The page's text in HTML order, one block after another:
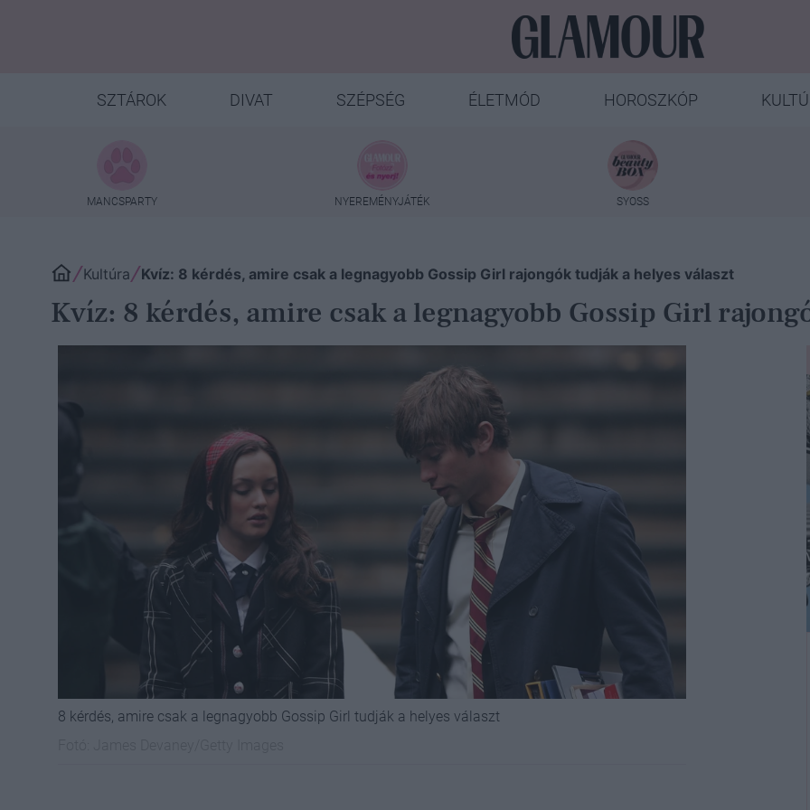
SZTÁROK DIVAT SZÉPSÉG ÉLETMÓD HOROSZKÓP
MANCSPARTY NYEREMÉNYJÁTÉK SYOSS
Kultúra Kvíz: 8 kérdés, amire csak a legnagyobb Gossip Girl rajongók tudják a helyes választ
Kvíz: 8 kérdés, amire csak a legnagyobb Gossip Girl
8 kérdés, amire csak a legnagyobb Gossip Girl tudják a helyes választ